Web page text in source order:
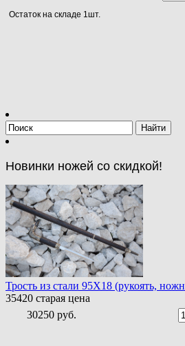
Остаток на складе 1шт.
Новинки ножей со скидкой!
Трость из стали 95Х18 (рукоять,
35420 старая цена
30250 руб.